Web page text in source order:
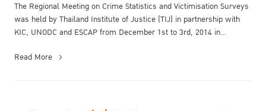
The Regional Meeting on Crime Statistics and Victimisation Surveys
was held by Thailand Institute of Justice (TIJ) in partnership with
KIC, UNODC and ESCAP from December 1st to 3rd, 2014 in
Read More